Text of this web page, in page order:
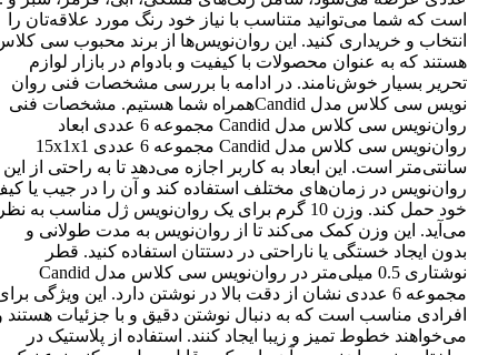
است که شما می‌توانید متناسب با نیاز خود رنگ مورد علاقه‌تان را
انتخاب و خریداری کنید. این روان‌نویس‌ها از برند محبوب سی
هستند که به عنوان محصولات با کیفیت و بادوام در بازار لوازم
تحریر بسیار خوش‌نامند. در ادامه با بررسی مشخصات فنی روان
نویس سی کلاس مدل Candidهمراه شما هستیم. مشخصات فنی
روان‌نویس سی کلاس مدل Candid مجموعه 6 عددی ابعاد
روان‌نویس سی کلاس مدل Candid مجموعه 6 عددی 15x1x1
سانتی‌متر است. این ابعاد به کاربر اجازه می‌دهد تا به راحتی از این
روان‌نویس در زمان‌های مختلف استفاده کند و آن را در جیب یا
خود حمل کند. وزن 10 گرم برای یک روان‌نویس ژل مناسب به
می‌آید. این وزن کمک می‌کند تا از روان‌نویس به مدت طولانی و
بدون ایجاد خستگی یا ناراحتی در دستتان استفاده کنید. قطر
نوشتاری 0.5 میلی‌متر در روان‌نویس سی کلاس مدل Candid
مجموعه 6 عددی نشان از دقت بالا در نوشتن دارد. این ویژگی
افرادی مناسب است که به دنبال نوشتن دقیق و با جزئیات هستند
می‌خواهند خطوط تمیز و زیبا ایجاد کنند. استفاده از پلاستیک در